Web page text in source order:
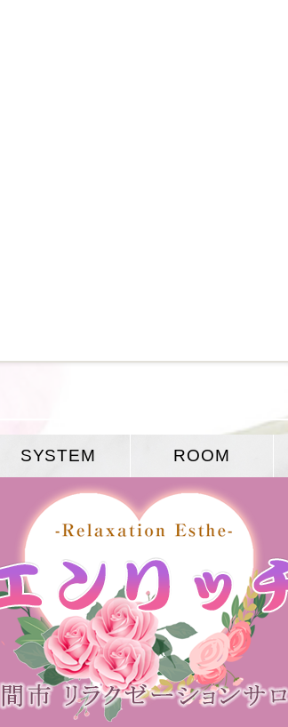
SYSTEM ROOM